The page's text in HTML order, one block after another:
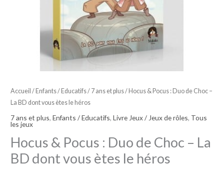
Accueil / Enfants / Educatifs/ 7 ans et plus/ Hocus & Pocus : Duo de Choc –
La BD dont vous ètes le héros
7 ans et plus,Enfants / Educatifs,Livre Jeux / Jeux de rôles, Tous
les jeux
Hocus & Pocus : Duo de Choc – La
BD dont vous ètes le héros